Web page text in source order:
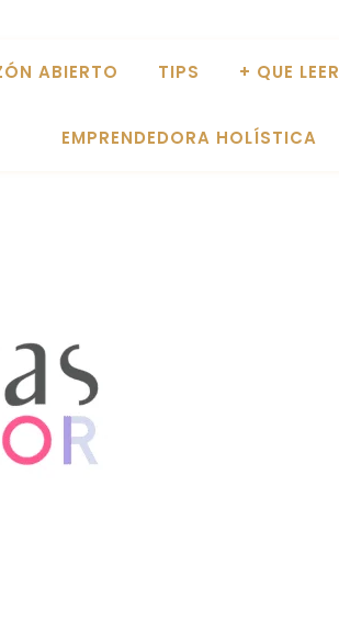
ABIERTO TIPS + QUE LEER
EMPRENDEDORA HOLÍSTICA